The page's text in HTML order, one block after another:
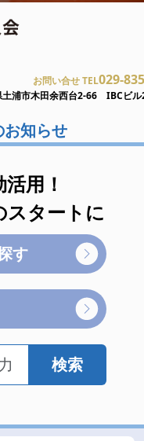
お問い合せ TEL029-
土浦市木田余西台2-66 IBCビル
知らせ
用！
スタートに
す
検索